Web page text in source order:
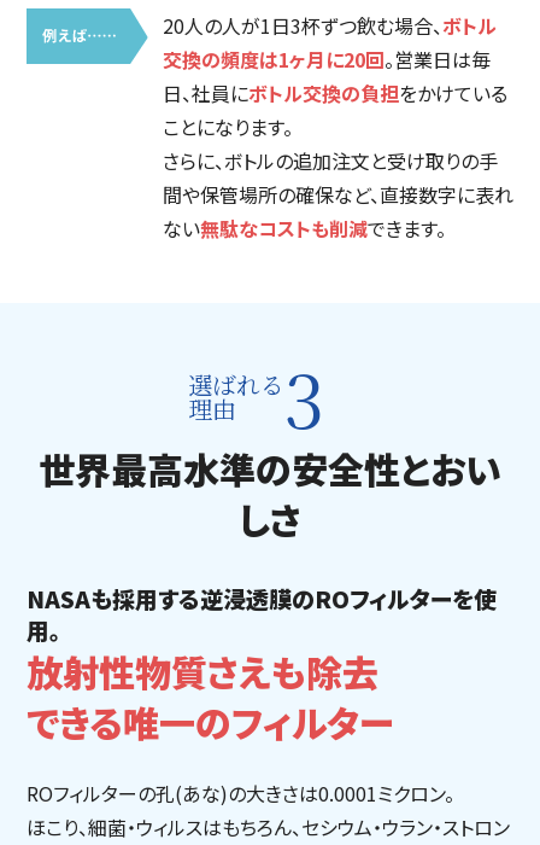
お問い合わせ
20人の人が1日3杯ずつ飲む場合、ボトル
交換の頻度は1ヶ月に20回。営業日は毎
日、社員にボトル交換の負担をかけている
ことになります。
さらに、ボトルの追加注文と受け取りの手
間や保管場所の確保など、直接数字に表れ
ない無駄なコストも削減できます。
選ばれる
理由 3
世界最高水準の安全性とおい
しさ
NASAも採用する逆浸透膜のROフィルターを使
用。
放射性物質さえも除去
できる唯一のフィルター
ROフィルターの孔(あな)の大きさは0.0001ミクロン。
ほこり、細菌・ウィルスはもちろん、セシウム・ウラン・ストロン